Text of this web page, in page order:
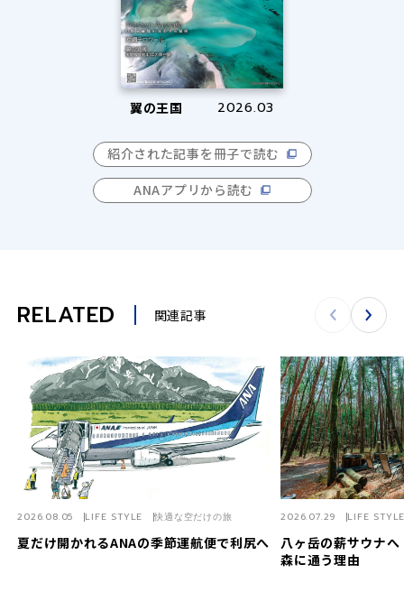
翼の王国 2026.03
紹介された記事を冊子で読む
ANAアプリから読む
RELATED 関連記事
夏だけ開かれるANAの季節運航便で利尻へ
2026.08.05 LIFE STYLE 快適な空だけの旅
八ヶ岳の薪サウナ
森に通う理由
2026.07.29 LIFE